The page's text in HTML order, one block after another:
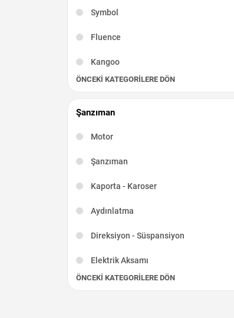
Symbol
Fluence
Kangoo
Scenic
R19
Kadjar
Talisman
Latitude
Taliant
ÖNCEKI KATEGORILERE DÖN
Şanzıman
Motor
Şanzıman
Kaporta - Karoser
Aydınlatma
Direksiyon - Süspansiyon
Elektrik Aksamı
ÖNCEKI KATEGORILERE DÖN